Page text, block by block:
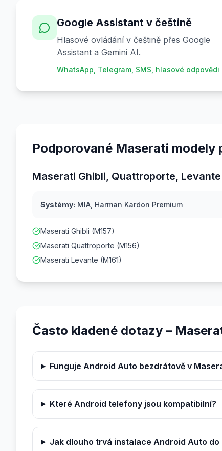
Google Assistant v češtině
Hlasové ovládání v češtině přes Google
Assistant a Gemini AI.
WhatsApp, Telegram, SMS, hlasové odpovědi
Podporované Maserati modely
Maserati Ghibli, Quattroporte, Levante
Systémy: MIA, Harman Kardon Premium
Maserati Ghibli (M157)
Maserati Quattroporte (M156)
Maserati Levante (M161)
Často kladené dotazy –
Funguje Android Auto bezdrátově v
Které Android telefony jsou kompatibilní?
Jak dlouho trvá instalace Android Auto do